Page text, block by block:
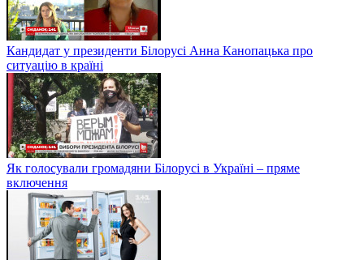
Кандидат у президенти Білорусі Анна Канопацька про
ситуацію в країні
Як голосували громадяни Білорусі в Україні – пряме
включення